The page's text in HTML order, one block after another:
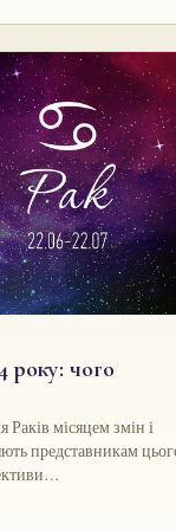
року: чого
Раків місяцем змін і
представникам